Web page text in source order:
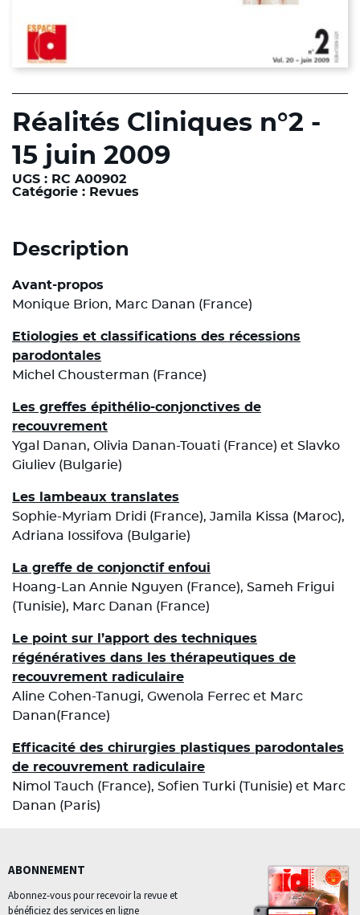
Réalités Cliniques n°2 -
15 juin 2009
UGS : RC A00902
Catégorie : Revues
Description
Avant-propos
Monique Brion, Marc Danan (France)
Etiologies et classifications des récessions
parodontales
Michel Chousterman (France)
Les greffes épithélio-conjonctives de
recouvrement
Ygal Danan, Olivia Danan-Touati (France) et Slavko
Giuliev (Bulgarie)
Les lambeaux translates
Sophie-Myriam Dridi (France), Jamila Kissa (Maroc),
Adriana Iossifova (Bulgarie)
La greffe de conjonctif enfoui
Hoang-Lan Annie Nguyen (France), Sameh Frigui
(Tunisie), Marc Danan (France)
Le point sur l’apport des techniques
régénératives dans les thérapeutiques de
recouvrement radiculaire
Aline Cohen-Tanugi, Gwenola Ferrec et Marc
Danan(France)
Efficacité des chirurgies plastiques parodontales
de recouvrement radiculaire
Nimol Tauch (France), Sofien Turki (Tunisie) et Marc
Danan (Paris)
ABONNEMENT
Abonnez-vous pour recevoir la revue et
bénéficiez des services en ligne